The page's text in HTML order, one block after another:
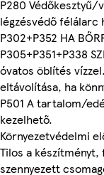
P280
légzésvédő félálarc
P302+P352 HA
P305+P351+P338
óvatos öblítés
eltávolítása, ha
P501 A tartalom/
kezelhető.
Környezetvédelmi
Tilos a készítményt,
szennyezett